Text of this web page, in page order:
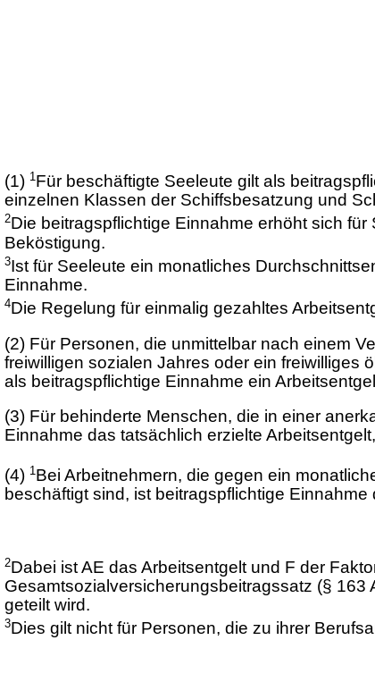
(1) 1Für beschäftigte Seeleute gilt als
einzelnen Klassen der Schiffsbesatzung und
2Die beitragspflichtige Einnahme erhöht sich
Beköstigung.
3Ist für Seeleute ein monatliches
Einnahme.
4Die Regelung für einmalig gezahltes
(2) Für Personen, die unmittelbar nach einem
freiwilligen sozialen Jahres oder ein freiwilliges
als beitragspflichtige Einnahme ein
(3) Für behinderte Menschen, die in einer
Einnahme das tatsächlich erzielte
(4) 1Bei Arbeitnehmern, die gegen ein
beschäftigt sind, ist beitragspflichtige
2Dabei ist AE das Arbeitsentgelt und F der
Gesamtsozialversicherungsbeitragssatz (§
geteilt wird.
3Dies gilt nicht für Personen, die zu ihrer